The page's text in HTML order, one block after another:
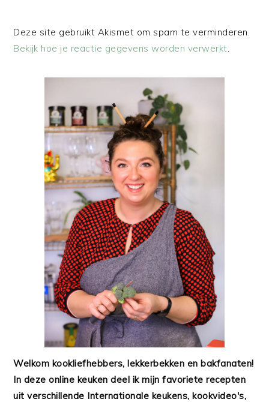
Deze site gebruikt Akismet om spam te verminderen.
Bekijk hoe je reactie gegevens worden verwerkt
Welkom kookliefhebbers, lekkerbekken en bakfanaten!
In deze online keuken deel ik mijn favoriete recepten
uit verschillende Internationale keukens, kookvideo's,